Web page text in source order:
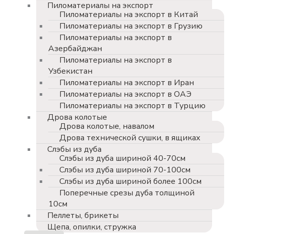
Пиломатериалы на экспорт
Пиломатериалы на экспорт в Китай
Пиломатериалы на экспорт в Грузию
Пиломатериалы на экспорт в
Азербайджан
Пиломатериалы на экспорт в
Узбекистан
Пиломатериалы на экспорт в Иран
Пиломатериалы на экспорт в ОАЭ
Пиломатериалы на экспорт в Турцию
Дрова колотые
Дрова колотые, навалом
Дрова технической сушки, в ящиках
Слэбы из дуба
Слэбы из дуба шириной 40-70см
Слэбы из дуба шириной 70-100см
Слэбы из дуба шириной более 100см
Поперечные срезы дуба толщиной
10см
Пеллеты, брикеты
Щепа, опилки, стружка